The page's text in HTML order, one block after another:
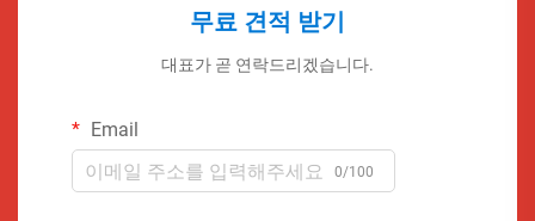
무료 견적 받기
대표가 곧 연락드리겠습니다.
Email
0/100